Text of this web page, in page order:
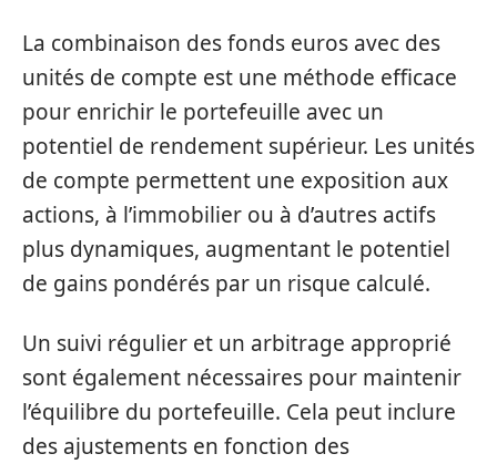
La combinaison des fonds euros avec des
unités de compte est une méthode efficace
pour enrichir le portefeuille avec un
potentiel de rendement supérieur. Les unités
de compte permettent une exposition aux
actions, à l’immobilier ou à d’autres actifs
plus dynamiques, augmentant le potentiel
de gains pondérés par un risque calculé.
Un suivi régulier et un arbitrage approprié
sont également nécessaires pour maintenir
l’équilibre du portefeuille. Cela peut inclure
des ajustements en fonction des